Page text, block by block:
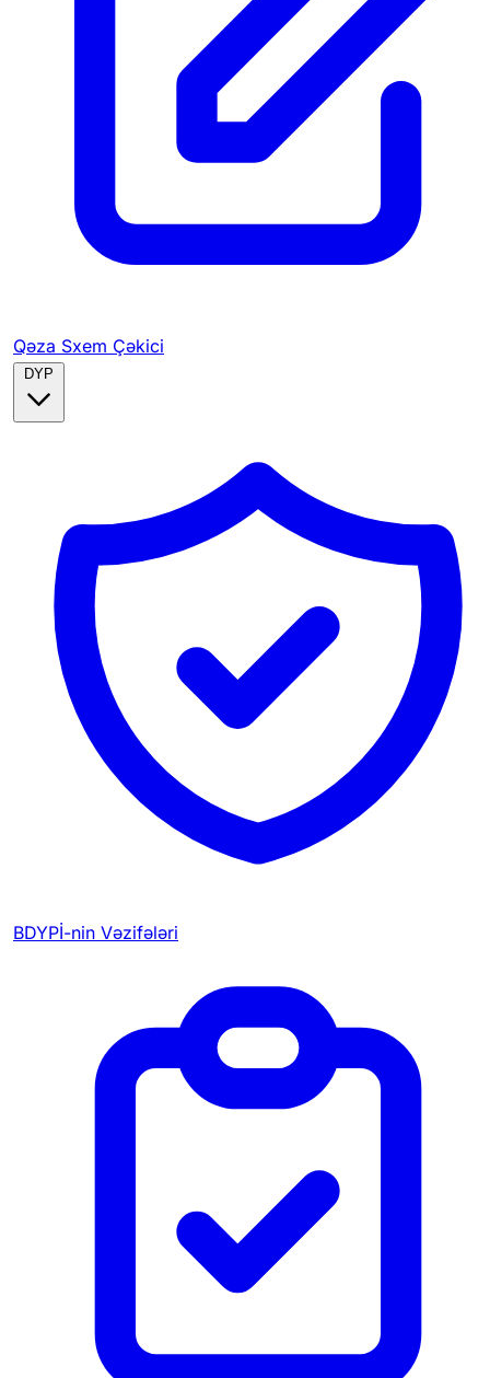
Qəza Sxem Çəkici
DYP
BDYPİ-nin Vəzifələri